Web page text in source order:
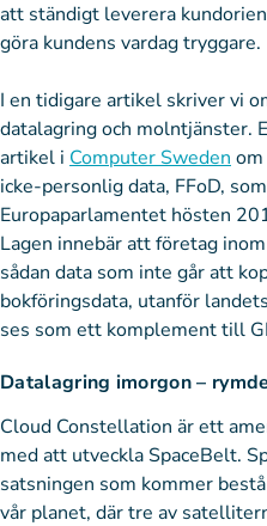
att ständigt leverera
göra kundens vardag tryggare.
I en tidigare artikel skriver vi
datalagring och molntjänster.
artikel i Computer Sweden
icke-personlig data, FFoD,
Europaparlamentet hösten
Lagen innebär att företag
sådan data som inte går att
bokföringsdata, utanför
ses som ett komplement till
Datalagring imorgon –
Cloud Constellation är ett
med att utveckla SpaceBelt.
satsningen som kommer
vår planet, där tre av